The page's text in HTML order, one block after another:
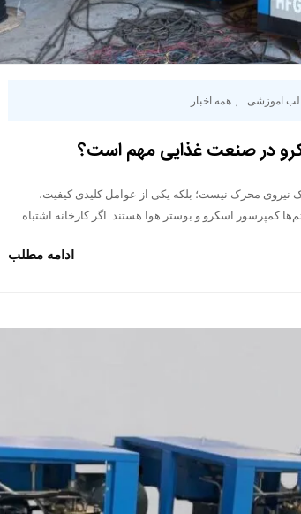
اموزشی همه اخبار
در صنعت غذایی مهم است؟
نیروی محرک نیست؛ بلکه یکی از عوامل کلیدی کیفیت،
اسکرو و بوستر هوا هستند. اگر کارخانه اشتباه…
ادامه مطلب